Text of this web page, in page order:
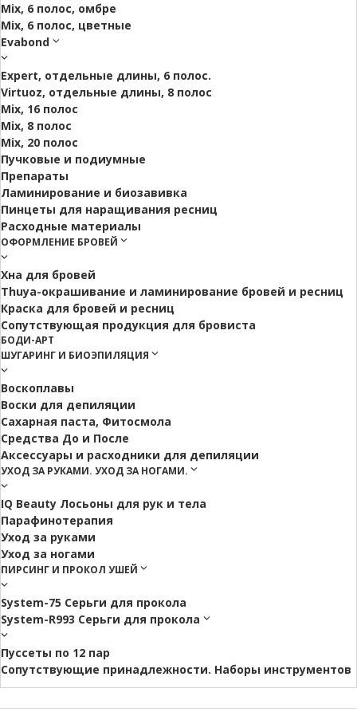
Mix, 6 полос, омбре
Mix, 6 полос, цветные
Evabond
Expert, отдельные длины, 6 полос.
Virtuoz, отдельные длины, 8 полос
Mix, 16 полос
Mix, 8 полос
Mix, 20 полос
Пучковые и подиумные
Препараты
Ламинирование и биозавивка
Пинцеты для наращивания ресниц
Расходные материалы
ОФОРМЛЕНИЕ БРОВЕЙ
Хна для бровей
Thuya-окрашивание и ламинирование бровей и ресниц
Краска для бровей и ресниц
Сопутствующая продукция для бровиста
БОДИ-АРТ
ШУГАРИНГ И БИОЭПИЛЯЦИЯ
Воскоплавы
Воски для депиляции
Сахарная паста, Фитосмола
Средства До и После
Аксессуары и расходники для депиляции
УХОД ЗА РУКАМИ. УХОД ЗА НОГАМИ.
IQ Beauty Лосьоны для рук и тела
Парафинотерапия
Уход за руками
Уход за ногами
ПИРСИНГ И ПРОКОЛ УШЕЙ
System-75 Серьги для прокола
System-R993 Серьги для прокола
Пуссеты по 12 пар
Cопутствующие принадлежности. Наборы инструментов